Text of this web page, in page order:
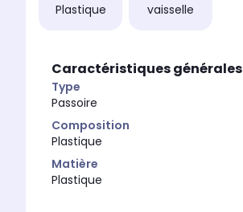
Plastique
vaisselle
Caractéristiques générales
Type
Passoire
Composition
Plastique
Matière
Plastique